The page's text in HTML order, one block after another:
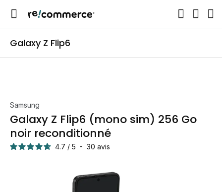
Galaxy Z Flip6
Samsung
Galaxy Z Flip6 (mono sim) 256 Go
noir reconditionné
4.7 / 5 - 30 avis